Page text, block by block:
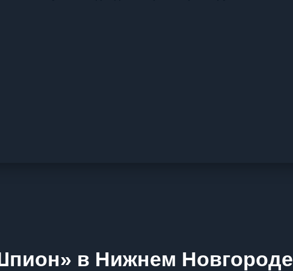
в Нижнем Новгороде